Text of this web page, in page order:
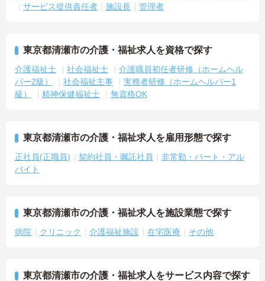
サービス提供責任者
施設長 管理者
東京都清瀬市の介護・福祉求人を資格で探す
介護福祉士 社会福祉士
介護職員初任者研修（ホームヘル
パー2級）
社会福祉主事
実務者研修（ホームヘルパー1
級）
精神保健福祉士 無資格OK
東京都清瀬市の介護・福祉求人を雇用形態で探す
正社員(正職員) 契約社員・嘱託社員
非常勤・パート・アル
バイト
東京都清瀬市の介護・福祉求人を施設業態で探す
病院 クリニック 介護福祉施設 在宅医療 その他
東京都清瀬市の介護・福祉求人をサービス内容で探す